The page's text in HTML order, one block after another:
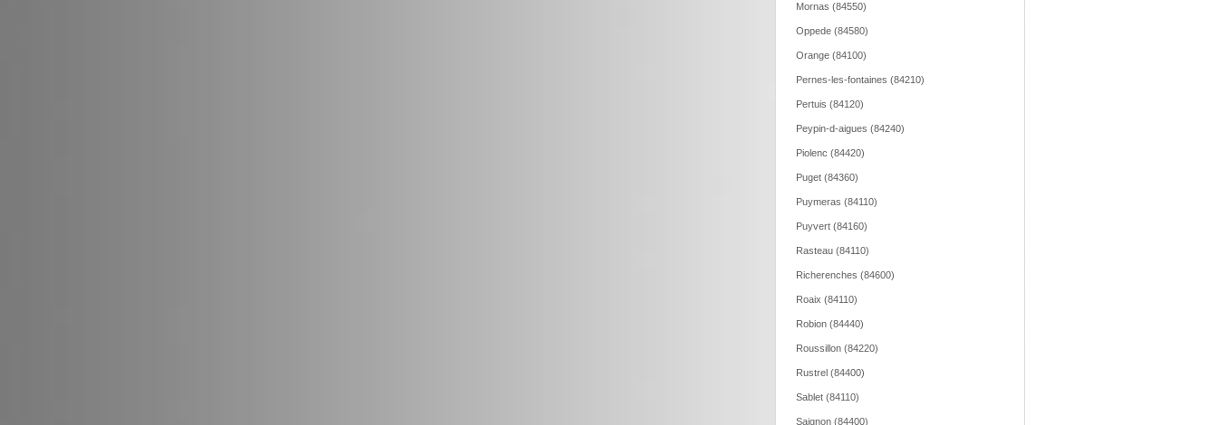
Mornas (84550)
Oppede (84580)
Orange (84100)
Pernes-les-fontaines (84210)
Pertuis (84120)
Peypin-d-aigues (84240)
Piolenc (84420)
Puget (84360)
Puymeras (84110)
Puyvert (84160)
Rasteau (84110)
Richerenches (84600)
Roaix (84110)
Robion (84440)
Roussillon (84220)
Rustrel (84400)
Sablet (84110)
Saignon (84400)